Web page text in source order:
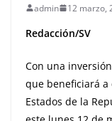
admin 12 marzo,
Redacción/SV
Con una
que beneficiará a
Estados de la